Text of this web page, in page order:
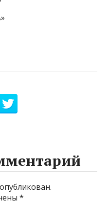
*